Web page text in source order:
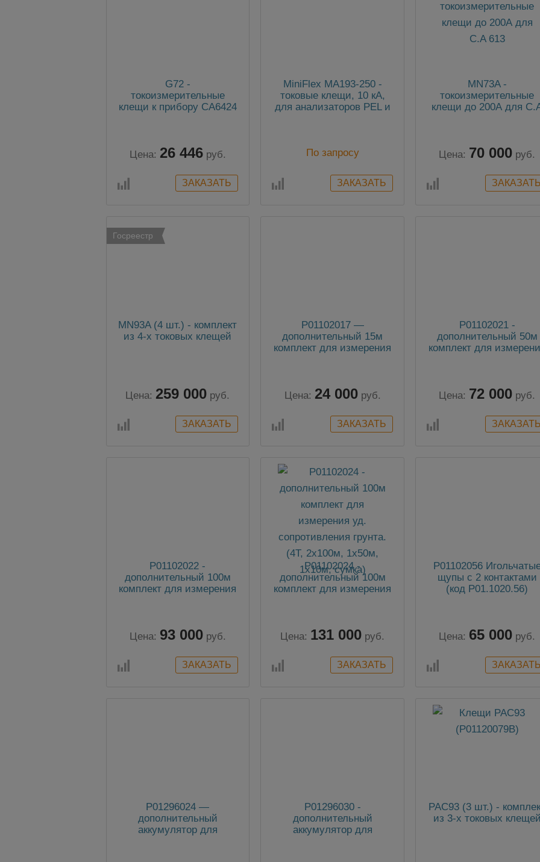
G72 -
токоизмерительные
клещи к прибору СА6424
Цена: 26 446 руб.
MiniFlex MA193-250 -
токовые клещи, 10 кА,
для анализаторов PEL и
По запросу
MN73A -
токоизмерительные
клещи до 200А для
Цена: 70 000 руб.
Госреестр
MN93A (4 шт.) - комплект
из 4-х токовых клещей
Цена: 259 000 руб.
P01102017 —
дополнительный 15м
комплект для измерения
Цена: 24 000 руб.
P01102021 -
дополнительный 50м
комплект для
Цена: 72 000 руб.
P01102022 -
дополнительный 100м
комплект для измерения
Цена: 93 000 руб.
P01102024 -
дополнительный 100м
комплект для измерения
Цена: 131 000 руб.
P01102056
щупы с 2 контактами
(код P01.1020.56)
Цена: 65 000 руб.
P01296024 —
дополнительный
аккумулятор для
P01296030 -
дополнительный
аккумулятор для
PAC93 (3 шт.) -
из 3-х токовых